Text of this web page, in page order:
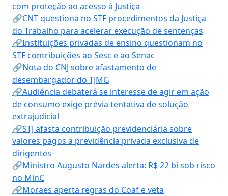
com proteção ao acesso à Justiça
🔗CNT questiona no STF procedimentos da Justiça
do Trabalho para acelerar execução de sentenças
🔗Instituições privadas de ensino questionam no
STF contribuições ao Sesc e ao Senac
🔗Nota do CNJ sobre afastamento de
desembargador do TJMG
🔗Audiência debaterá se interesse de agir em ação
de consumo exige prévia tentativa de solução
extrajudicial
🔗STJ afasta contribuição previdenciária sobre
valores pagos a previdência privada exclusiva de
dirigentes
🔗Ministro Augusto Nardes alerta: R$ 22 bi sob risco
no MinC
🔗Moraes aperta regras do Coaf e veta